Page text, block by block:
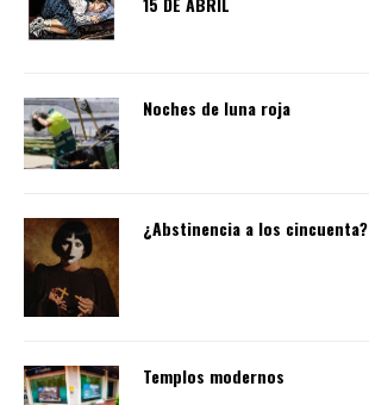
Noches de luna roja
¿Abstinencia a los cincuenta?
Templos modernos